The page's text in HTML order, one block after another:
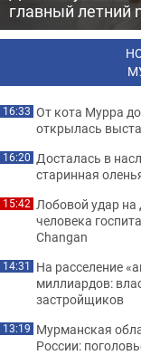
главный летний
16:33 От кота Мурра
открылась
16:20 Досталась в
старинная
15:42 Лобовой удар на
человека
Changan
14:31 На расселение
миллиардов:
застройщиков
13:19 Мурманская
России: